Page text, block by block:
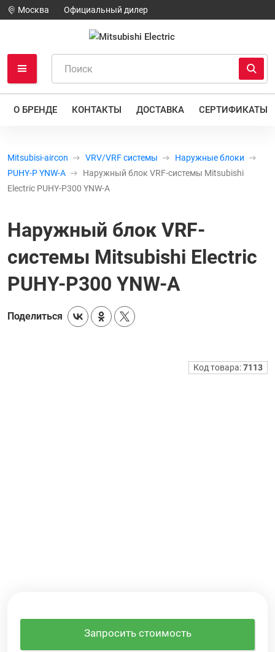
Москва Официальный дилер
О БРЕНДЕ КОНТАКТЫ ДОСТАВКА СЕРТИФИКАТЫ
Mitsubisi-aircon VRV/VRF системы
Наружные блоки
PUHY-P YNW-A
Наружный блок VRF-системы Mitsubishi
Electric PUHY-P300 YNW-A
Наружный блок VRF-
системы Mitsubishi Electric
PUHY-P300 YNW-A
Поделиться
Код товара:7113
Запросить стоимость